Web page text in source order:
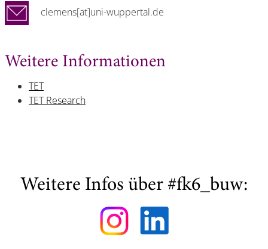
clemens[at]uni-wuppertal.de
Weitere Informationen
TET
TET Research
Weitere Infos über #fk6_buw: